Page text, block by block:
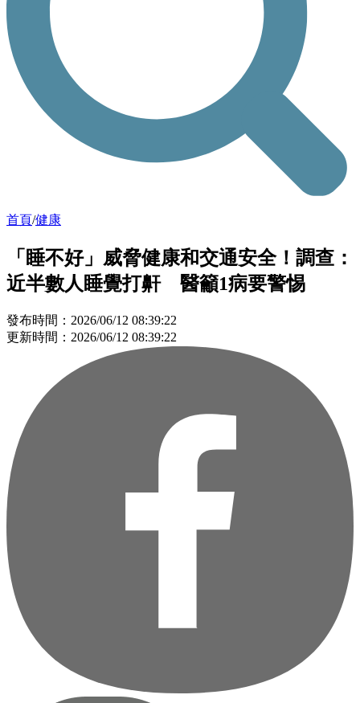
首頁/健康
「睡不好」威脅健康和交通安全！調查：
近半數人睡覺打鼾 醫籲1病要警惕
發布時間：2026/06/12 08:39:22
更新時間：2026/06/12 08:39:22